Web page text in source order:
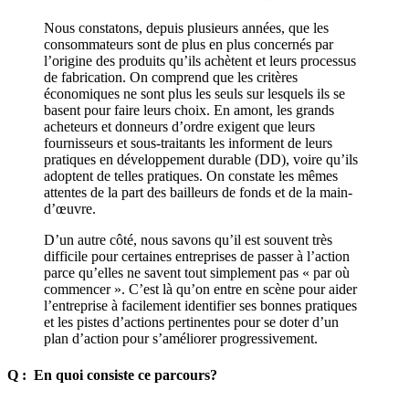
Nous constatons, depuis plusieurs années, que les
consommateurs sont de plus en plus concernés par
l’origine des produits qu’ils achètent et leurs processus
de fabrication. On comprend que les critères
économiques ne sont plus les seuls sur lesquels ils se
basent pour faire leurs choix. En amont, les grands
acheteurs et donneurs d’ordre exigent que leurs
fournisseurs et sous-traitants les informent de leurs
pratiques en développement durable (DD), voire qu’ils
adoptent de telles pratiques. On constate les mêmes
attentes de la part des bailleurs de fonds et de la main-
d’œuvre.
D’un autre côté, nous savons qu’il est souvent très
difficile pour certaines entreprises de passer à l’action
parce qu’elles ne savent tout simplement pas « par où
commencer ». C’est là qu’on entre en scène pour aider
l’entreprise à facilement identifier ses bonnes pratiques
et les pistes d’actions pertinentes pour se doter d’un
plan d’action pour s’améliorer progressivement.
Q : En quoi consiste ce parcours?